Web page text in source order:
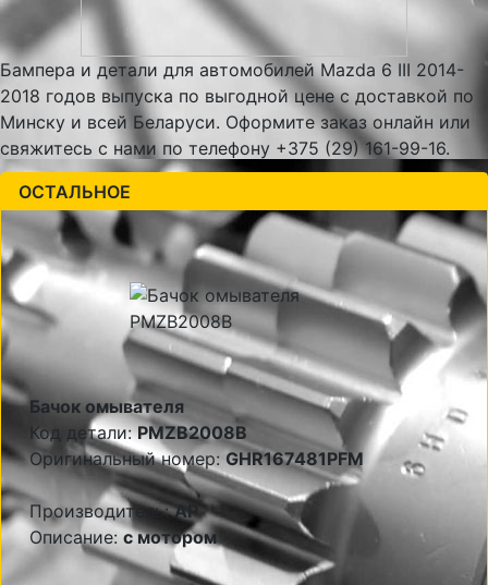
Бампера и детали для автомобилей Mazda 6 III 2014-
2018 годов выпуска по выгодной цене с доставкой по
Минску и всей Беларуси. Оформите заказ онлайн или
свяжитесь с нами по телефону +375 (29) 161-99-16.
ОСТАЛЬНОЕ
Бачок омывателя
Код детали:PMZB2008B
Оригинальный номер:GHR167481PFM
Производитель:AP
Описание: с мотором